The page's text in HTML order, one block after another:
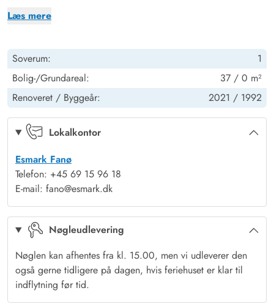
Læs mere
Ferielejligheden, der er 37 kvadratmeter stor, blev renoveret i
feriestunder med madlavning, spil og film.
Derudover har I 1 soveværelse, der er indrettet med en
dobbeltseng, hvor I kan få samlet ny energi til jeres kommende
feriedage på Fanø. Desuden er der 1 badeværelse i
ferielejligheden, der er udstyret med gulvvarme, så I ikke skal
Skøn terrasse med havemøbler – 150 meter til stranden
Fra ferielejlighedens alrum kan I træde ud på den skønne
terrasse, der er delvist overdækket. På terrassen står der
havemøbler til jeres rådighed, som I kan finde jer godt til rette
i, mens I nyder solen og ferien. Her kan I også nyde
aftensmaden på de lune ferieaftener.
Fra ferielejligheden har I kun 150 meter til stranden, som I
hurtigt kan nå til fods. På stranden kan I nyde lange gåture i
den friske luft, samle rav, flyve med drage og meget mere.
Soverum:
1
Bolig-/Grundareal:
37 / 0 m²
Renoveret / Byggeår: 2021 / 1992
Lokalkontor
Esmark Fanø
Telefon: +45 69 15 96 18
E-mail: fano@esmark.dk
Nøgleudlevering
Nøglen kan afhentes fra kl. 15.00, men vi udleverer den
også gerne tidligere på dagen, hvis feriehuset er klar til
indflytning før tid.